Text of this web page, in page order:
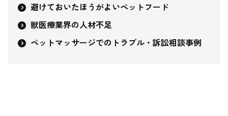
避けておいたほうがよいペットフード
獣医療業界の人材不足
ペットマッサージでのトラブル・訴訟相談事例